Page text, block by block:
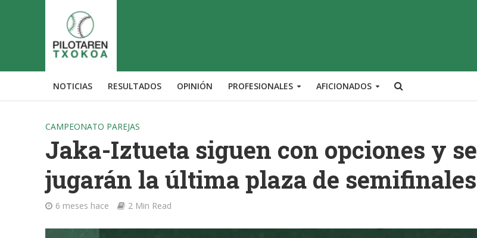
NOTICIAS RESULTADOS OPINIÓN PROFESIONALES AFICIONADOS
CAMPEONATO PAREJAS
Jaka-Iztueta siguen con opciones y se
jugarán la última plaza de semifinales
6 meses hace 2 Min Read